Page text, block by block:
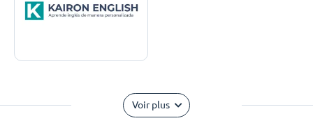
Voir plus